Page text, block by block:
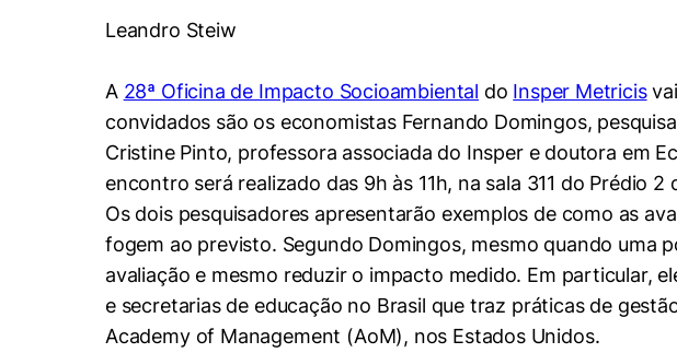
Hub de Inovação e
Women in Action
Trabalhe conosco
Sala de Imprensa
Repositório Institucional
Pesquisa na Graduação
Seminários Acadêmicos
Comitê de Ética em
Pesquisa
Instagram
Linkedin
Leandro Steiw
A 28ª Oficina de Impacto Socioambiental do Insper Metricisvai
convidados são os economistas Fernando Domingos,
Cristine Pinto, professora associada do Insper e doutora em
encontro será realizado das 9h às 11h, na sala 311 do Prédio
Os dois pesquisadores apresentarão exemplos de como as
fogem ao previsto. Segundo Domingos, mesmo quando uma
avaliação e mesmo reduzir o impacto medido. Em particular,
e secretarias de educação no Brasil que traz práticas de
Academy of Management (AoM), nos Estados Unidos.
Cookies estritamente necessários